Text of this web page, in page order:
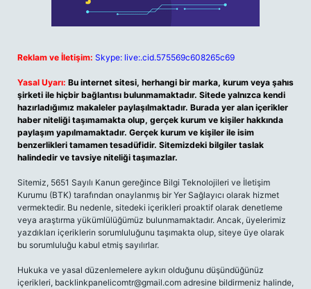
Reklam ve İletişim: Skype: live:.cid.575569c608265c69
Yasal Uyarı: Bu internet sitesi, herhangi bir marka, kurum veya şahıs
şirketi ile hiçbir bağlantısı bulunmamaktadır. Sitede yalnızca kendi
hazırladığımız makaleler paylaşılmaktadır. Burada yer alan içerikler
haber niteliği taşımamakta olup, gerçek kurum ve kişiler hakkında
paylaşım yapılmamaktadır. Gerçek kurum ve kişiler ile isim
benzerlikleri tamamen tesadüfidir. Sitemizdeki bilgiler taslak
halindedir ve tavsiye niteliği taşımazlar.
Sitemiz, 5651 Sayılı Kanun gereğince Bilgi Teknolojileri ve İletişim
Kurumu (BTK) tarafından onaylanmış bir Yer Sağlayıcı olarak hizmet
vermektedir. Bu nedenle, sitedeki içerikleri proaktif olarak denetleme
veya araştırma yükümlülüğümüz bulunmamaktadır. Ancak, üyelerimiz
yazdıkları içeriklerin sorumluluğunu taşımakta olup, siteye üye olarak
bu sorumluluğu kabul etmiş sayılırlar.
Hukuka ve yasal düzenlemelere aykırı olduğunu düşündüğünüz
içerikleri, backlinkpanelicomtr@gmail.com adresine bildirmeniz halinde,